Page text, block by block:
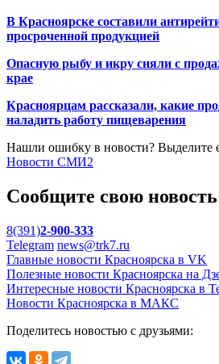
В Красноярске составили
просроченной продукцией
Опасную рыбу и икру сняли с
крае
Красноярцам рассказали, какие
наладить работу пищеварения
Нашли ошибку в новости? Выделите
Новости СМИ2
Сообщите свою новость
8(391)2-900-333
Telegram news@trk7.ru
Главные новости Красноярска в VK
Полезные новости Красноярска на
Интересные новости Красноярска в
Новости Красноярска в МАКС
Поделитесь новостью с друзьями: